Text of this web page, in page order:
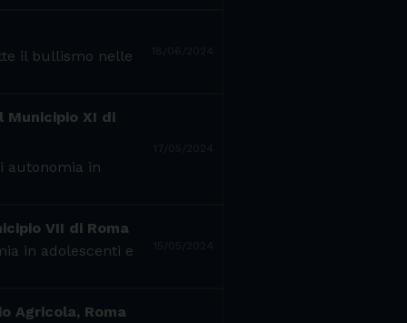
il bullismo nelle
Municipio XI di
autonomia in
VII di Roma
in adolescenti e
Agricola, Roma